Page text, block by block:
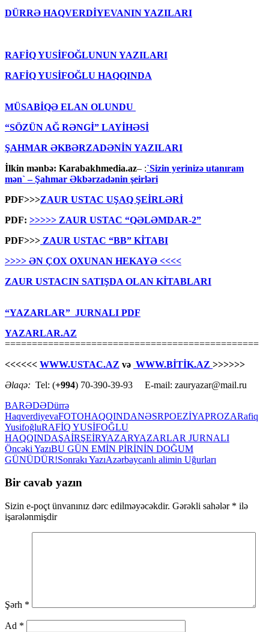
DÜRRƏ HAQVERDİYEVANIN YAZILARI
RAFİQ YUSİFOĞLUNUN YAZILARI
RAFİQ YUSİFOĞLU HAQQINDA
MÜSABİQƏ ELAN OLUNDU
“SÖZÜN AĞ RƏNGİ” LAYİHƏSİ
ŞAHMAR ƏKBƏRZADƏNİN YAZILARI
İlkin mənbə: Karabakhmedia.az– :`Sizin yerinizə utanıram
mən` – Şahmar Əkbərzadənin şeirləri
PDF>>>ZAUR USTAC UŞAQ ŞEİRLƏRİ
PDF: >>>>> ZAUR USTAC “QƏLƏMDAR-2”
PDF>>> ZAUR USTAC “BB” KİTABI
>>>> ƏN ÇOX OXUNAN HEKAYƏ <<<<
ZAUR USTACIN SATIŞDA OLAN KİTABLARI
“YAZARLAR” JURNALI PDF
YAZARLAR.AZ
===============================================
<<<<<< WWW.USTAC.AZ və WWW.BİTİK.AZ >>>>>>
Əlaqə: Tel: (+994) 70-390-39-93 E-mail: zauryazar@mail.ru
BARƏDƏDürrə
HaqverdiyevaFOTOHAQQINDANƏSRPOEZİYAPROZARafiq
YusifoğluRAFİQ YUSİFOĞLU
HAQQINDAŞAİRŞEİRYAZARYAZARLAR JURNALI
Yazılar
üzrə
naviqasiya
Öncəki YazıBU GÜN EMİN PİRİNİN DOĞUM
GÜNÜDÜR!Sonrakı YazıAzərbaycanlı alimin Uğurları
Bir cavab yazın
Sizin e-poçt ünvanınız dərc edilməyəcəkdir. Gərəkli sahələr * ilə
işarələnmişdir
Şərh *
Ad *